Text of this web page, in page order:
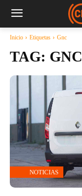
Inicio Etiquetas Gnc
TAG: GNC
NOTICIAS